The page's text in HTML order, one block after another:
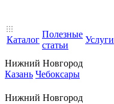
Каталог
Полезные
статьи
Услуги
Нижний Новгород
Казань Чебоксары
Нижний Новгород